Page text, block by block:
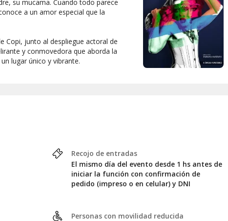
su mucama. Cuando todo parece
a un amor especial que la
Copi, junto al despliegue actoral de
y conmovedora que aborda la
lugar único y vibrante.
Recojo de entradas
El mismo día del evento desde 1 hs antes de
iniciar la función con confirmación de
pedido (impreso o en celular) y DNI
Personas con movilidad reducida